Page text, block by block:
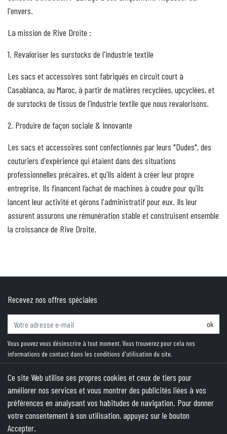
l'envers.
La mission de Rive Droite :
1. Revaloriser les surstocks de l'industrie textile
Les sacs et accessoires sont fabriqués en circuit court à
Casablanca, au Maroc, à partir de matières recyclées, upcyclées, et
de surstocks de tissus de l’industrie textile que nous revalorisons.
2. Produire de façon sociale & innovante
Les sacs et accessoires sont confectionnés par leurs "Dudes", des
couturiers d'expérience qui étaient dans des situations
professionnelles précaires, et qu’ils aident à créer leur propre
entreprise. Ils financent l’achat de machines à coudre pour qu’ils
lancent leur activité et gérons l'administratif pour eux. Ils leur
assurent assurons une rémunération stable et construisent ensemble
la croissance de Rive Droite.
Recevez nos offres spéciales
ok
Vous pouvez vous désinscrire à tout moment. Vous trouverez pour cela nos
informations de contact dans les conditions d'utilisation du site.
PRODUITS
NOTRE SOCIÉTÉ
Ce site Web utilise ses propres cookies et ceux de tiers pour
améliorer nos services et vous montrer des publicités liées à vos
préférences en analysant vos habitudes de navigation. Pour donner
votre consentement à son utilisation, appuyez sur le bouton
Accepter.